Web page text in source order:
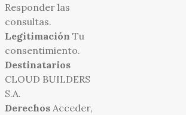
Responder las
consultas.
Legitimación Tu
consentimiento.
Destinatarios
CLOUD BUILDERS
S.A.
DerechosAcceder,